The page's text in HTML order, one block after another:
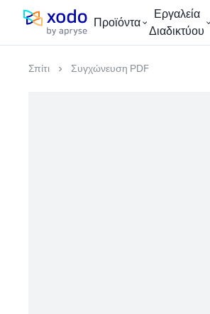
Αρχική σελίδα Προϊόντα
Εργαλεία
Διαδικτύου
Σπίτι Συγχώνευση PDF